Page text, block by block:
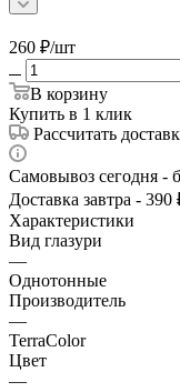
260 ₽/шт
В корзину
Купить в 1 клик
Рассчитать
Самовывоз сегодня -
Доставка завтра - 390
Характеристики
Вид глазури
—
Однотонные
Производитель
—
TerraColor
Цвет
—